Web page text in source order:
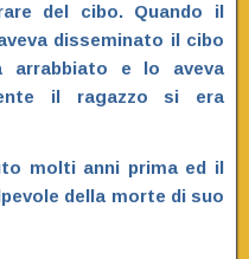
del cibo. Quando il
disseminato il cibo
arrabbiato e lo aveva
il ragazzo si era
molti anni prima ed il
della morte di suo